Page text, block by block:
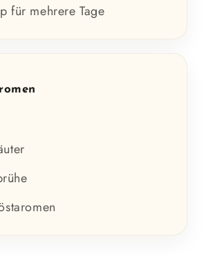
für mehrere Tage